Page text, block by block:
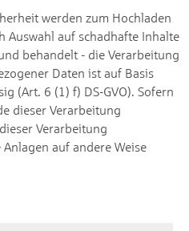
werden zum Hochladen
Auswahl auf schadhafte Inhalte
behandelt - die Verarbeitung
Daten ist auf Basis
(Art. 6 (1) f) DS-GVO). Sofern
dieser Verarbeitung
Verarbeitung
auf andere Weise